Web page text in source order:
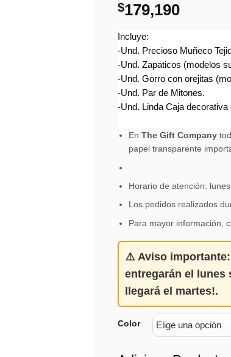
$179,190
Incluye:
-Und. Precioso Muñeco
-Und. Zapaticos (modelos
-Und. Gorro con orejitas
-Und. Par de Mitones.
-Und. Linda Caja decorativa
En The Gift Company
papel transparente
Horario de atención:
Los pedidos realizados
Para mayor información,
⚠️ Aviso importante:
entregarán el lunes
llegará el martes!.
Color